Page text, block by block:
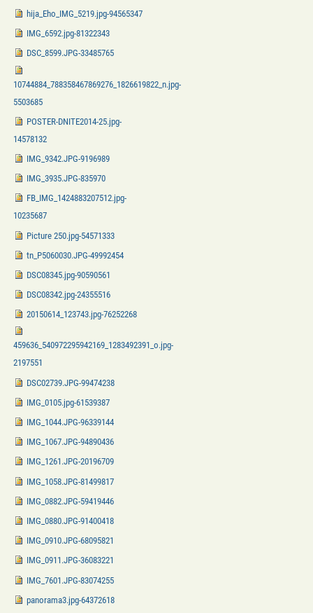
hija_Eho_IMG_5219.jpg-94565347
IMG_6592.jpg-81322343
DSC_8599.JPG-33485765
10744884_788358467869276_1826619822_n.jpg-
5503685
POSTER-DNITE2014-25.jpg-
14578132
IMG_9342.JPG-9196989
IMG_3935.JPG-835970
FB_IMG_1424883207512.jpg-
10235687
Picture 250.jpg-54571333
tn_P5060030.JPG-49992454
DSC08345.jpg-90590561
DSC08342.jpg-24355516
20150614_123743.jpg-76252268
459636_540972295942169_1283492391_o.jpg-
2197551
DSC02739.JPG-99474238
IMG_0105.jpg-61539387
IMG_1044.JPG-96339144
IMG_1067.JPG-94890436
IMG_1261.JPG-20196709
IMG_1058.JPG-81499817
IMG_0882.JPG-59419446
IMG_0880.JPG-91400418
IMG_0910.JPG-68095821
IMG_0911.JPG-36083221
IMG_7601.JPG-83074255
panorama3.jpg-64372618